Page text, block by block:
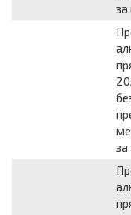
за
за